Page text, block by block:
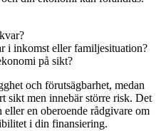
i inkomst eller familjesituation?
på sikt?
och förutsägbarhet, medan
sikt men innebär större risk. Det
en oberoende rådgivare om
i din finansiering.